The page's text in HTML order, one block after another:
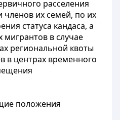
расселения
членов их семей, по их
статуса кандаса, а
мигрантов в случае
региональной квоты
в центрах временного
положения